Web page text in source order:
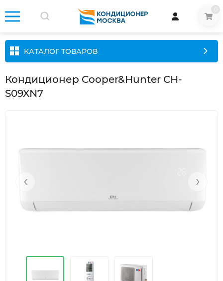
КАТАЛОГ ТОВАРОВ
Кондиционер Cooper&Hunter CH-
S09XN7
‹ ›